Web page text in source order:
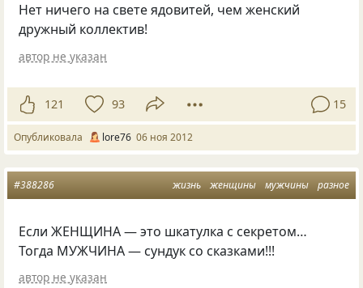
Нет ничего на свете ядовитей, чем женский
дружный коллектив!
автор не указан
121 93 15
Опубликовала lore76 06 ноя 2012
жизнь женщины мужчины разное
#388286
Если ЖЕНЩИНА — это шкатулка с секретом…
Тогда МУЖЧИНА — сундук со сказками!!!
автор не указан